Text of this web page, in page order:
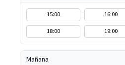
15:00 16:00
18:00
19:00
Mañana